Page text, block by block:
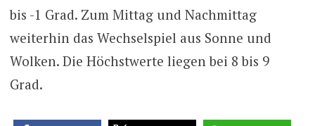
bis -1 Grad. Zum Mittag und Nachmittag
weiterhin das Wechselspiel aus Sonne und
Wolken. Die Höchstwerte liegen bei 8 bis 9
Grad.